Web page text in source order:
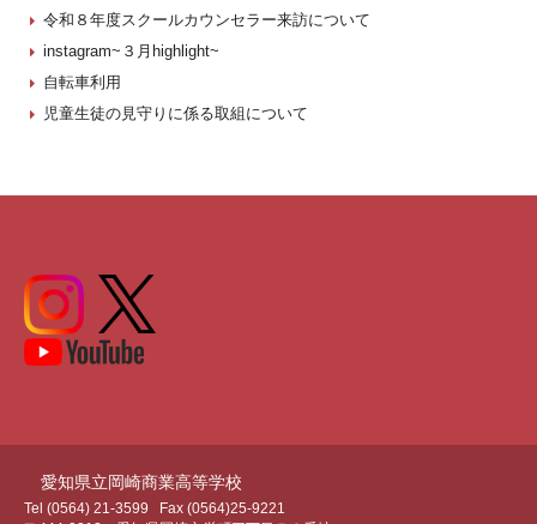
令和８年度スクールカウンセラー来訪について
instagram~３月highlight~
自転車利用
児童生徒の見守りに係る取組について
愛知県立岡崎商業高等学校
Tel (0564) 21-3599
Fax (0564)25-9221